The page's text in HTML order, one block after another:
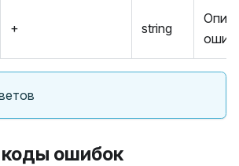
+ string
ошибок